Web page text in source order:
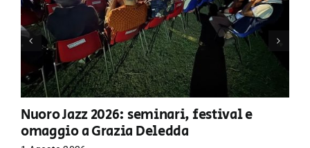
Nuoro Jazz 2026: seminari, festival e
omaggio a Grazia Deledda